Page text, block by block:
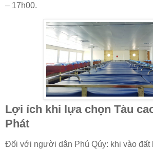
– 17h00.
Lợi ích khi lựa chọn Tàu
Phát
Đối với người dân Phú Qúy: khi vào đất